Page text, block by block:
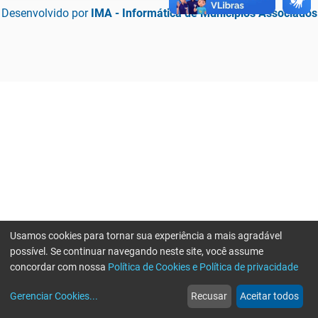
Desenvolvido por IMA - Informática de Municípios Associados
web
Notícias
more_horiz
Mais
Usamos cookies para tornar sua experiência a mais agradável
possível. Se continuar navegando neste site, você assume
concordar com nossa Política de Cookies e Política de privacidade
Gerenciar Cookies... Recusar Aceitar todos
Erro ao enviar informações, por favor tente novamente